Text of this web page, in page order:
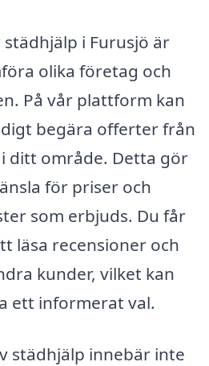
i Furusjö är
olika företag och
På vår plattform kan
begära offerter från
ditt område. Detta gör
för priser och
som erbjuds. Du får
läsa recensioner och
kunder, vilket kan
ett informerat val.
städhjälp innebär inte